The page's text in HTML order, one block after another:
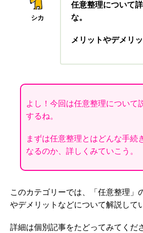
シカ
任意整理について
な。
メリットやデメリ
よし！今回は任意整理について
するね。
まずは任意整理とはどんな手続
なるのか、詳しくみていこう。
このカテゴリーでは、「任意整理」
やデメリットなどについて解説して
詳細は個別記事をたどってみてくだ